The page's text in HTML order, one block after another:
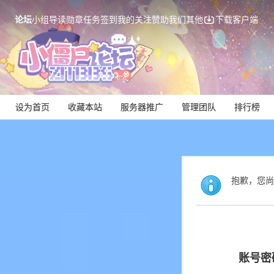
论坛小组导读勋章任务签到我的关注赞助我们其他 下载客户端
设为首页 收藏本站 服务器推广 管理团队 排行榜
抱歉，您
账号